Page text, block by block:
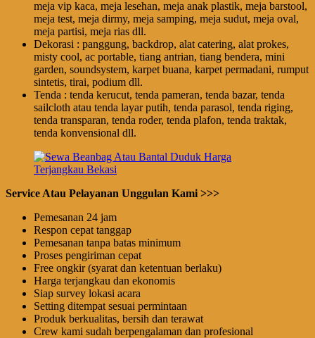
meja vip kaca, meja lesehan, meja anak plastik, meja barstool,
meja test, meja dirmy, meja samping, meja sudut, meja oval,
meja partisi, meja rias dll.
Dekorasi : panggung, backdrop, alat catering, alat prokes,
misty cool, ac portable, tiang antrian, tiang bendera, mini
garden, soundsystem, karpet buana, karpet permadani, rumput
sintetis, tirai, podium dll.
Tenda : tenda kerucut, tenda pameran, tenda bazar, tenda
sailcloth atau tenda layar putih, tenda parasol, tenda riging,
tenda transparan, tenda roder, tenda plafon, tenda traktak,
tenda konvensional dll.
Service Atau Pelayanan Unggulan Kami >>>
Pemesanan 24 jam
Respon cepat tanggap
Pemesanan tanpa batas minimum
Proses pengiriman cepat
Free ongkir (syarat dan ketentuan berlaku)
Harga terjangkau dan ekonomis
Siap survey lokasi acara
Setting ditempat sesuai permintaan
Produk berkualitas, bersih dan terawat
Crew kami sudah berpengalaman dan profesional